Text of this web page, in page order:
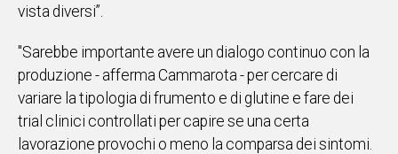
vista diversi”.
"Sarebbe importante avere un dialogo continuo con la
produzione - afferma Cammarota - per cercare di
variare la tipologia di frumento e di glutine e fare dei
trial clinici controllati per capire se una certa
lavorazione provochi o meno la comparsa dei sintomi.